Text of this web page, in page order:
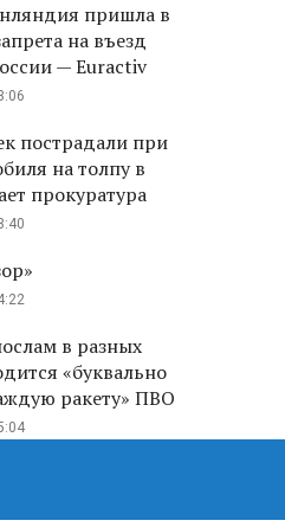
пришла в
на въезд
— Euractiv
пострадали при
на толпу в
прокуратура
в разных
«буквально
ракету» ПВО